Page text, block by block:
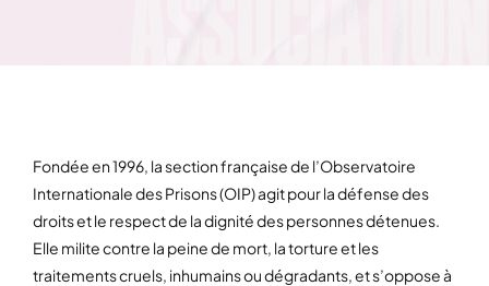
Fondée en 1996, la section française de l’Observatoire
Internationale des Prisons (OIP) agit pour la défense des
droits et le respect de la dignité des personnes détenues.
Elle milite contre la peine de mort, la torture et les
traitements cruels, inhumains ou dégradants, et s’oppose à